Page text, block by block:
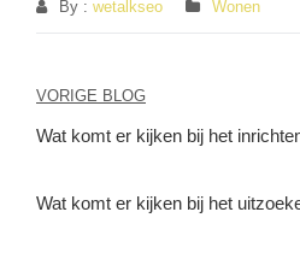
By : wetalkseo Wonen
Berichtnavigatie
VORIGE BLOG
Wat komt er kijken bij het
Wat komt er kijken bij het